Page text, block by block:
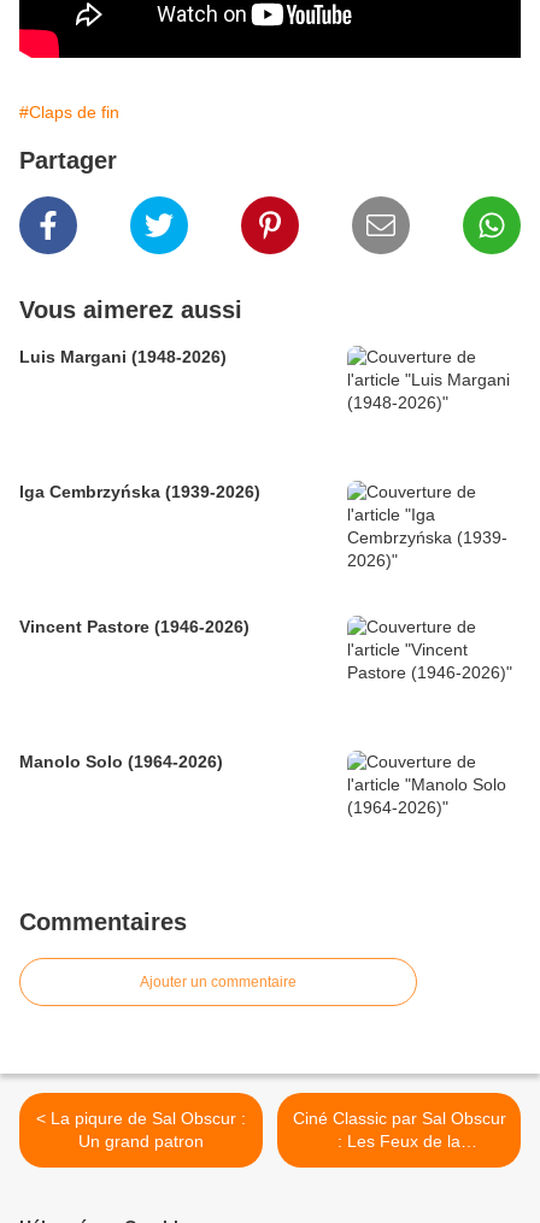
#Claps de fin
Partager
Vous aimerez aussi
Luis Margani (1948-2026)
Iga Cembrzyńska (1939-2026)
Vincent Pastore (1946-2026)
Manolo Solo (1964-2026)
Commentaires
Ajouter un commentaire
< La piqure de Sal Obscur :
Un grand patron
Ciné Classic par Sal Obscur
: Les Feux de la
Chandeleur >